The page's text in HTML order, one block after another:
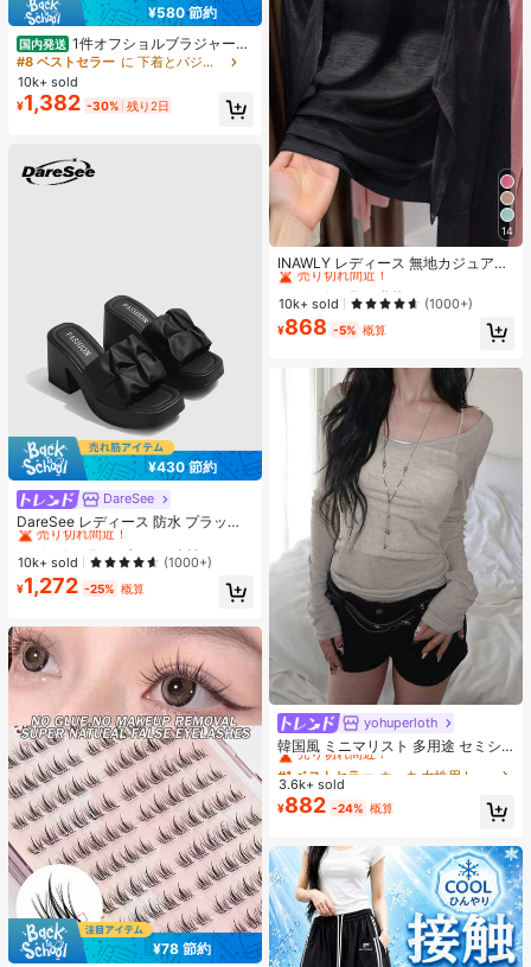
¥580 節約
国内発送 1件オフショルブラジャー、
小胸用アップチューブトップ、 オフ
ショルインナー 、脇高 谷間メイク下
着、A/Bカップノンワイヤーぶらジ
ャー
#8 ベストセラー
に 下着とパジャマ
10k+ sold
¥1,382 -30% 残り2日
¥430 節約
DareSee
DareSee レディース 防水 プラット
フォーム 厚底サンダル オープントゥ
スリッポンシューズ 夏新作 チャンキ
ーハイヒール Y2Kスタイル 通学向け
#1 ベストセラー
売り切れ間近！
#1 ベストセラー
売り切れ間近！
#1 ベストセラー
売り切れ間近！
#1 ベストセラー
10k+ sold (1000+)
¥1,272 -25% 概算
¥78 節約
#7 ベストセラー
に つけまつげ & 接着剤
14
INAWLY レディース 無地カジュアル
薄手カーディガン、春夏用
#1 ベストセラー
売り切れ間近！
#1 ベストセラー
売り切れ間近！
#1 ベストセラー
売り切れ間近！
#1 ベストセラー
10k+ sold (1000+)
¥868 -5% 概算
yohuperloth
韓国風 ミニマリスト 多用途 セミシ
アー Vネック 長袖Tシャツ カジュア
ル
#1 ベストセラー
売り切れ間近！
#1 ベストセラー
売り切れ間近！
#1 ベストセラー
売り切れ間近！
#1 ベストセラー
3.6k+ sold
¥882 -24% 概算